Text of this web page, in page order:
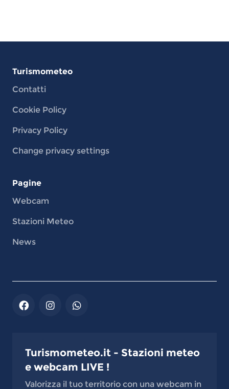
Turismometeo
Contatti
Cookie Policy
Privacy Policy
Change privacy settings
Pagine
Webcam
Stazioni Meteo
News
Turismometeo.it - Stazioni meteo
e webcam LIVE !
Valorizza il tuo territorio con una webcam in